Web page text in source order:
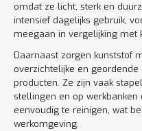
omdat ze licht, sterk en
intensief dagelijks gebruik,
meegaan in vergelijking met
Daarnaast zorgen kunststof
overzichtelijke en
producten. Ze zijn vaak
stellingen en op werkbanken
eenvoudig te reinigen, wat
werkomgeving.